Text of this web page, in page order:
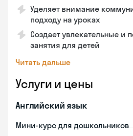
Уделяет внимание
подходу на уроках
Создает увлекательные и
занятия для детей
Читать дальше
Услуги и цены
Английский язык
Мини-курс для дошкольников